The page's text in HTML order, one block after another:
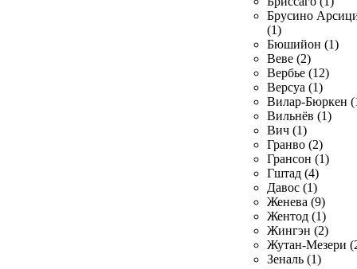
Брусино
(1)
Бюшийон (1)
Веве (2)
Вербье (12)
Версуа (1)
Вилар-Бюркен
Вильнёв (1)
Вич (1)
Гранво (2)
Грансон (1)
Гштад (4)
Давос (1)
Женева (9)
Жентод (1)
Жингэн (2)
Жутан-Мезери
Зеналь (1)